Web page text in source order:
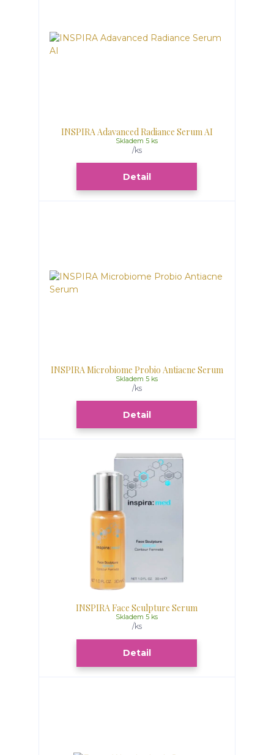
INSPIRA Adavanced Radiance Serum AI
/ks
Skladem 5 ks
Detail
INSPIRA Microbiome Probio Antiacne Serum
/ks
Skladem 5 ks
Detail
INSPIRA Face Sculpture Serum
/ks
Skladem 5 ks
Detail